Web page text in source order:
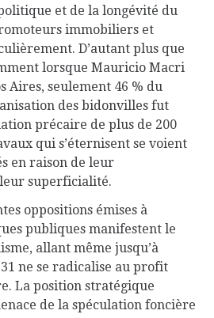
et de la longévité du
immobiliers et
D’autant plus que
lorsque Mauricio Macri
Aires, seulement 46 % du
des bidonvilles fut
précaire de plus de 200
qui s’éternisent se voient
en raison de leur
superficialité.
oppositions émises à
publiques manifestent le
allant même jusqu’à
ne se radicalise au profit
La position stratégique
de la spéculation foncière